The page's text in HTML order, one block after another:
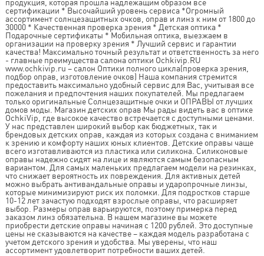
продукция, которая прошла надлежащим образом все
сертификации * Высочайший уровень сервиса *Огромный
ассортимент солнцезащитных очков, оправ и линз к ним от 1800 до
30000 * Качественная проверка зрения * Детская оптика *
Подарочные сертификаты * Мобильная оптика, выезжаем в
организации на проверку зрения * Лучший сервис и гарантии
качества! Максимально точный результат и ответственность за него
- главные преимущества салона оптики Ochkivip.RU
www.ochkivip.ru – салон Оптики полного цикла(проверка зрения,
подбор оправ, изготовление очков) Наша компания стремится
предоставить максимально удобный сервис для Вас, учитывая все
пожелания и предпочтения наших покупателей. Мы предлагаем
только оригинальные Солнцезащитные очки и ОПРАВЫ от лучших
домов моды. Магазин детских оправ Мы рады видеть вас в оптике
OchkiVip, где высокое качество встречается с доступными ценами.
У нас представлен широкий выбор как бюджетных, так и
брендовых детских оправ, каждая из которых создана с вниманием
к зрению и комфорту наших юных клиентов. Детские оправы чаще
всего изготавливаются из пластика или силикона. Силиконовые
оправы надежно сидят на лице и являются самым безопасным
вариантом. Для самых маленьких предлагаем модели на резинках,
что снижает вероятность их повреждения. Для активных детей
можно выбрать антивандальные оправы и ударопрочные линзы,
которые минимизируют риск их поломки. Для подростков старше
10-12 лет зачастую подходят взрослые оправы, что расширяет
выбор. Размеры оправ варьируются, поэтому примерка перед
заказом линз обязательна. В нашем магазине вы можете
приобрести детские оправы начиная с 1200 рублей. Это доступные
цены не сказываются на качестве – каждая модель разработана с
учетом детского зрения и удобства. Мы уверены, что наш
ассортимент удовлетворит потребности ваших детей.